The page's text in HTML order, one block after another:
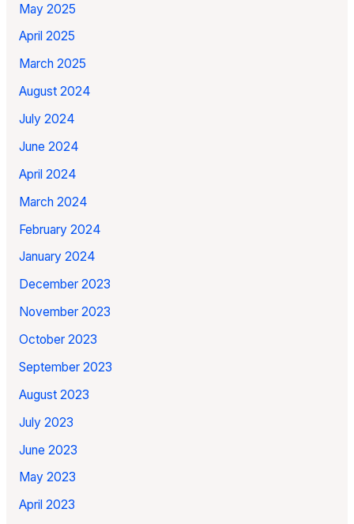
May 2025
April 2025
March 2025
August 2024
July 2024
June 2024
April 2024
March 2024
February 2024
January 2024
December 2023
November 2023
October 2023
September 2023
August 2023
July 2023
June 2023
May 2023
April 2023